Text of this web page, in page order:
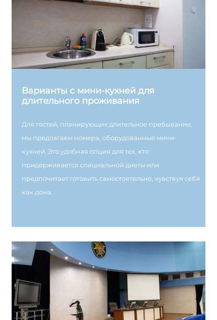
Варианты с мини-кухней для
длительного проживания
Для гостей, планирующих длительное пребывание,
мы предлагаем номера, оборудованные мини-
кухней. Это удобная опция для тех, кто
придерживается специальной диеты или
предпочитает готовить самостоятельно, чувствуя себя
как дома.